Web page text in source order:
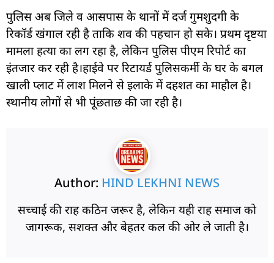
पुलिस अब जिले व आसपास के थानों में दर्ज गुमशुदगी के
रिकॉर्ड खंगाल रही है ताकि शव की पहचान हो सके। प्रथम दृष्टया
मामला हत्या का लग रहा है, लेकिन पुलिस पीएम रिपोर्ट का
इंतजार कर रही है।हाईवे पर रिटायर्ड पुलिसकर्मी के घर के बगल
खाली प्लाट में लाश मिलने से इलाके में दहशत का माहौल है।
स्थानीय लोगों से भी पूंछताछ की जा रही है।
Author: HIND LEKHNI NEWS
सच्चाई की राह कठिन जरूर है, लेकिन यही राह समाज को
जागरूक, सशक्त और बेहतर कल की ओर ले जाती है।